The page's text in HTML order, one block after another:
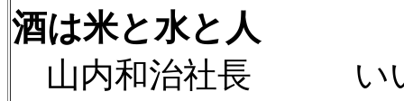
酒は米と水と人
山内和治社長 いい